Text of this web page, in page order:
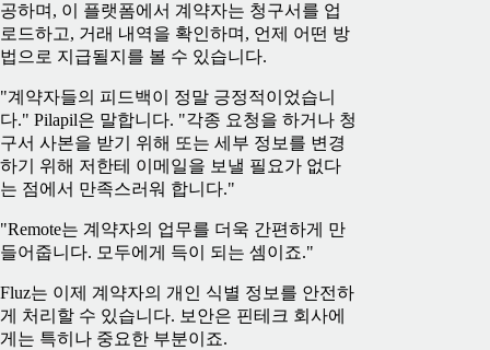
공하며, 이 플랫폼에서 계약자는 청구서를 업
로드하고, 거래 내역을 확인하며, 언제 어떤 방
법으로 지급될지를 볼 수 있습니다.
"계약자들의 피드백이 정말 긍정적이었습니
다." Pilapil은 말합니다. "각종 요청을 하거나 청
구서 사본을 받기 위해 또는 세부 정보를 변경
하기 위해 저한테 이메일을 보낼 필요가 없다
는 점에서 만족스러워 합니다."
"Remote는 계약자의 업무를 더욱 간편하게 만
들어줍니다. 모두에게 득이 되는 셈이죠."
Fluz는 이제 계약자의 개인 식별 정보를 안전하
게 처리할 수 있습니다. 보안은 핀테크 회사에
게는 특히나 중요한 부분이죠.